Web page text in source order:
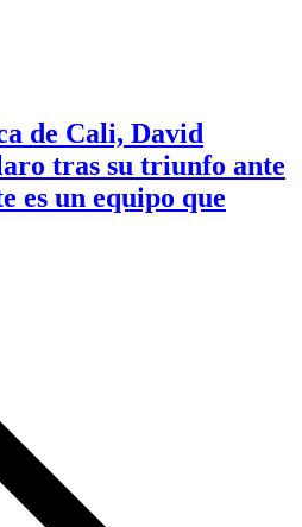
de Cali, David
tras su triunfo ante
es un equipo que